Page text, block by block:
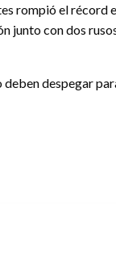
rompió el récord
junto con dos
despegar